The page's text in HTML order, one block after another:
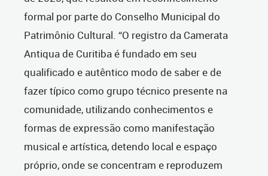
formal por parte do Conselho Municipal do
Patrimônio Cultural. “O registro da Camerata
Antiqua de Curitiba é fundado em seu
qualificado e autêntico modo de saber e de
fazer típico como grupo técnico presente na
comunidade, utilizando conhecimentos e
formas de expressão como manifestação
musical e artística, detendo local e espaço
próprio, onde se concentram e reproduzem